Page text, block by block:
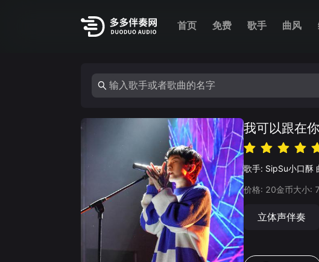
首页 免费 歌手 曲风
我可以跟在
歌手: SipSu小口酥
价格: 20金币大小: 7
立体声伴奏